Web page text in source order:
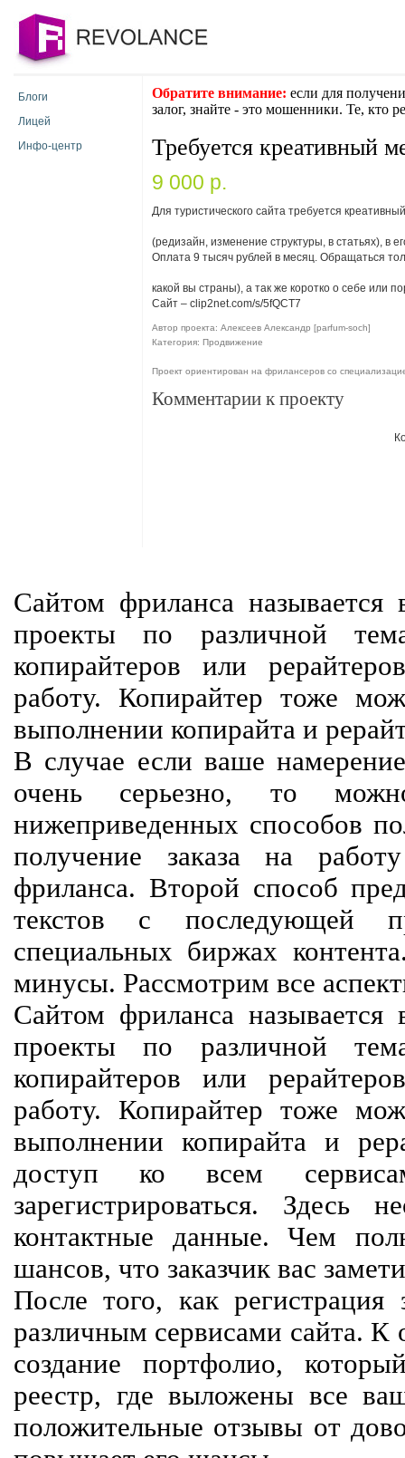
Блоги
Лицей
Инфо-центр
Обратите внимание: если для
залог, знайте - это мошенники. Те, кто
Требуется креативный
9 000 p.
Для туристического сайта требуется
(редизайн, изменение структуры, в статьях), в
Оплата 9 тысяч рублей в месяц. Обращаться
какой вы страны), а так же коротко о себе или
Сайт – clip2net.com/s/5fQCT7
Автор проекта: Алексеев Александр [parfum-soch]
Категория: Продвижение
Проект ориентирован на фрилансеров со
Комментарии к проекту
Сайтом фриланса называется
проекты по различной
копирайтеров или
работу. Копирайтер тоже
выполнении копирайта и
В случае если ваше
очень серьезно, то
нижеприведенных способов
получение заказа на
фриланса. Второй способ
текстов с последующей
специальных биржах
минусы. Рассмотрим все
Сайтом фриланса называется
проекты по различной
копирайтеров или
работу. Копирайтер тоже
выполнении копирайта и
доступ ко всем
зарегистрироваться. Здесь
контактные данные. Чем
шансов, что заказчик вас
После того, как регистрация
различным сервисами сайта. К
создание портфолио,
реестр, где выложены все
положительные отзывы от